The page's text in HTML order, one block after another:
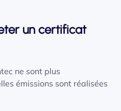
un certificat
ne sont plus
émissions sont réalisées